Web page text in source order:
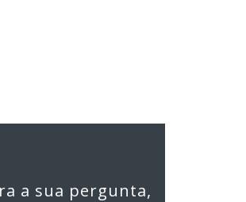
a sua pergunta,